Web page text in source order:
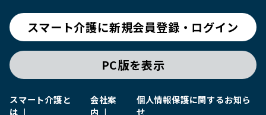
スマート介護に新規会員登録・ログイン
PC版を表示
スマート介護と
は
会社案
内
個人情報保護に関するお知ら
せ